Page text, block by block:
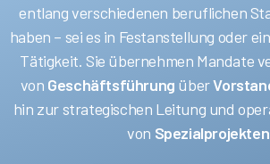
entlang verschiedenen beruflichen
haben – sei es in Festanstellung oder
Tätigkeit. Sie übernehmen Mandate
von Geschäftsführung über
hin zur strategischen Leitung und
von Spezialprojekten